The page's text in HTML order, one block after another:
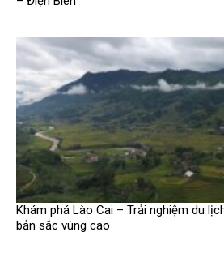
Khám phá Lào Cai – Trải nghiệm du
bản sắc vùng cao